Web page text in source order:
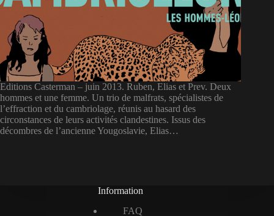
Editions Casterman – juin 2013. Ruben, Elias et Prev. Deux
hommes et une femme. Un trio de malfrats, spécialistes de
l’effraction et du cambriolage, réunis au hasard des
circonstances de leurs activités clandestines. Issus des
décombres de l’ancienne Yougoslavie, Elias…
Information
FAQ